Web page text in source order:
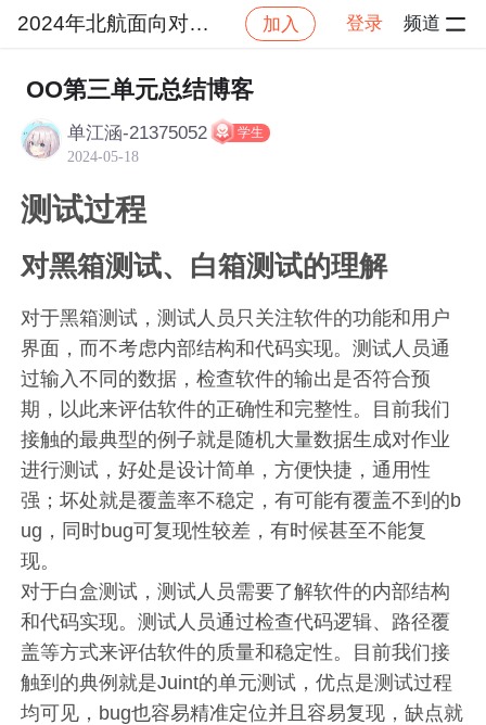
2024年北航面向对象设计与构造 加入 登录 频道
社区 2024年北航面向对象设计与构造
OO第三单元总结博客
单江涵-21375052 学生
2024-05-18
测试过程
对黑箱测试、白箱测试的理解
对于黑箱测试，测试人员只关注软件的功能和用户
界面，而不考虑内部结构和代码实现。测试人员通
过输入不同的数据，检查软件的输出是否符合预
期，以此来评估软件的正确性和完整性。目前我们
接触的最典型的例子就是随机大量数据生成对作业
进行测试，好处是设计简单，方便快捷，通用性
强；坏处就是覆盖率不稳定，有可能有覆盖不到的b
ug，同时bug可复现性较差，有时候甚至不能复
现。
对于白盒测试，测试人员需要了解软件的内部结构
和代码实现。测试人员通过检查代码逻辑、路径覆
盖等方式来评估软件的质量和稳定性。目前我们接
触到的典例就是Juint的单元测试，优点是测试过程
均可见，bug也容易精准定位并且容易复现，缺点就